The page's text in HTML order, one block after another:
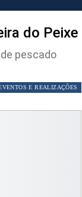
do Peixe
pescado
E REALIZAÇÕES